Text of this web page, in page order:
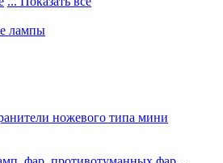
лампы
ножевого типа мини